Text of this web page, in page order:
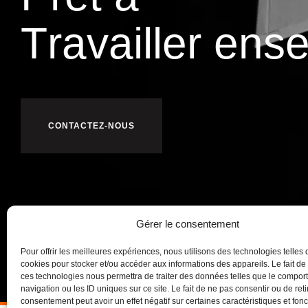
Gérer le consentement
Pour offrir les meilleures expériences, nous utilisons des technologies telles
cookies pour stocker et/ou accéder aux informations des appareils. Le fait
ces technologies nous permettra de traiter des données telles que le
navigation ou les ID uniques sur ce site. Le fait de ne pas consentir ou de
consentement peut avoir un effet négatif sur certaines caractéristiques et
erCons
CONTACTEZ-NOUS